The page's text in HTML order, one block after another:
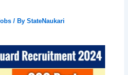
/ ByStateNaukari